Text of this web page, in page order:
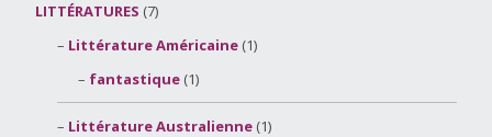
LITTÉRATURES (7)
Littérature Américaine(1)
fantastique (1)
Littérature Australienne(1)